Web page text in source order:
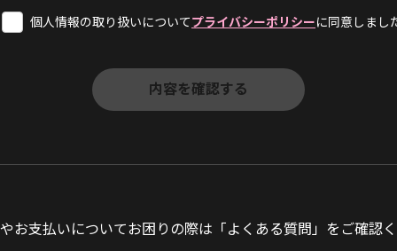
個人情報の取り扱いについてプライバシーポリシーに同意しまし
お支払いについてお困りの際は「よくある質問」をご確認く